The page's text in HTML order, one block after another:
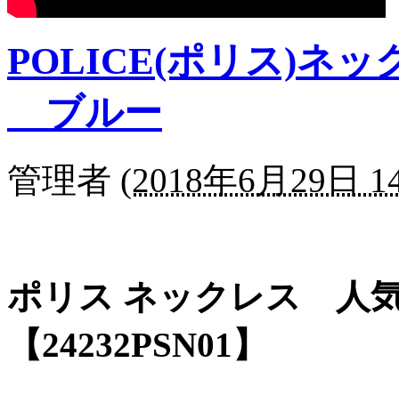
POLICE(ポリス)ネ
ブルー
管理者 (2018年6月29日
ポリス ネックレス
【24232PSN01】